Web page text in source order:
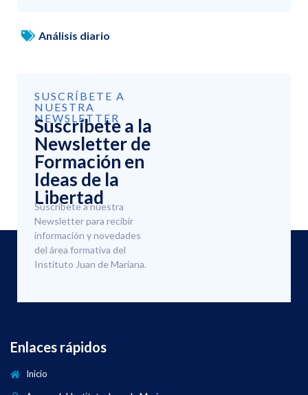
Análisis diario
SUSCRÍBETE A
NUESTRA
NEWSLETTER
Suscríbete a la
Newsletter de
Formación en
Ideas de la
Libertad
Suscríbete a nuestra
Newsletter para recibir
información y novedades
del área formativa del
Instituto Juan de Mariana.
Enlaces rápidos
Inicio